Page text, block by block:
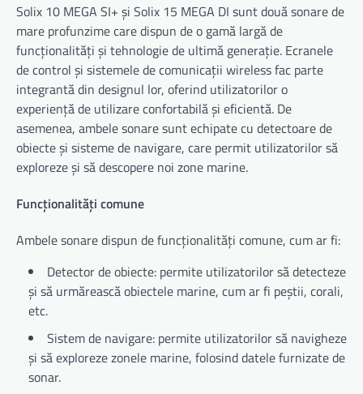
Solix 10 MEGA SI+ și Solix 15 MEGA DI sunt două sonare de
mare profunzime care dispun de o gamă largă de
funcționalități și tehnologie de ultimă generație. Ecranele
de control și sistemele de comunicații wireless fac parte
integrantă din designul lor, oferind utilizatorilor o
experiență de utilizare confortabilă și eficientă. De
asemenea, ambele sonare sunt echipate cu detectoare de
obiecte și sisteme de navigare, care permit utilizatorilor să
exploreze și să descopere noi zone marine.
Funcționalități comune
Ambele sonare dispun de funcționalități comune, cum ar fi:
Detector de obiecte: permite utilizatorilor să detecteze
și să urmărească obiectele marine, cum ar fi peștii, corali,
etc.
Sistem de navigare: permite utilizatorilor să navigheze
și să exploreze zonele marine, folosind datele furnizate de
sonar.